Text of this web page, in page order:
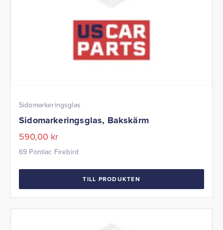
Sidomarkeringsglas
Sidomarkeringsglas, Bakskärm
590,00 kr
69 Pontiac Firebird
TILL PRODUKTEN